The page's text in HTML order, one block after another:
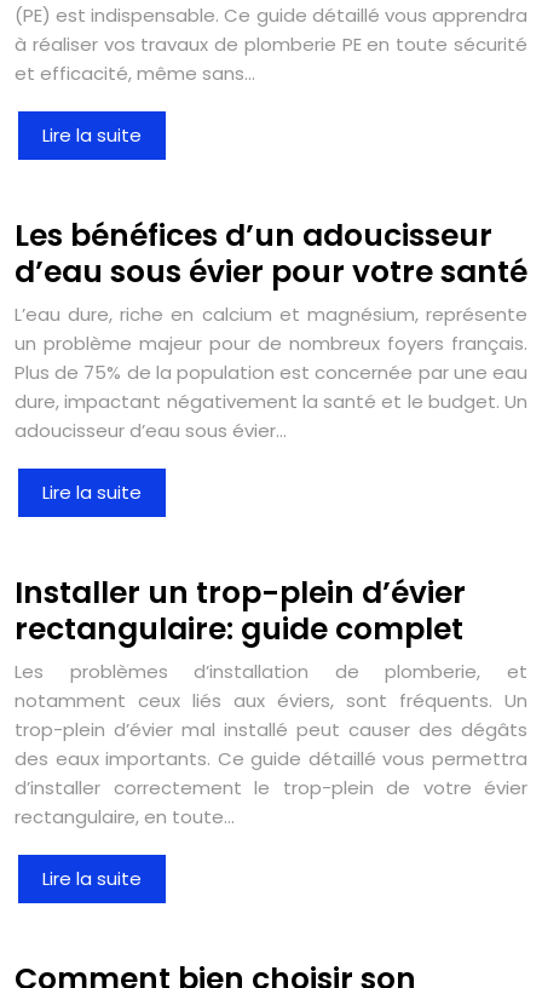
(PE) est indispensable. Ce guide détaillé vous apprendra
à réaliser vos travaux de plomberie PE en toute sécurité
et efficacité, même sans…
Lire la suite
Les bénéfices d’un adoucisseur
d’eau sous évier pour votre santé
L’eau dure, riche en calcium et magnésium, représente
un problème majeur pour de nombreux foyers français.
Plus de 75% de la population est concernée par une eau
dure, impactant négativement la santé et le budget. Un
adoucisseur d’eau sous évier…
Lire la suite
Installer un trop-plein d’évier
rectangulaire: guide complet
Les problèmes d’installation de plomberie, et
notamment ceux liés aux éviers, sont fréquents. Un
trop-plein d’évier mal installé peut causer des dégâts
des eaux importants. Ce guide détaillé vous permettra
d’installer correctement le trop-plein de votre évier
rectangulaire, en toute…
Lire la suite
Comment bien choisir son